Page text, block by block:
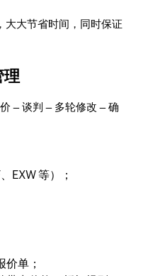
大大节省时间，同时保证
理
– 谈判 – 多轮修改 – 确
EXW 等）；
单；